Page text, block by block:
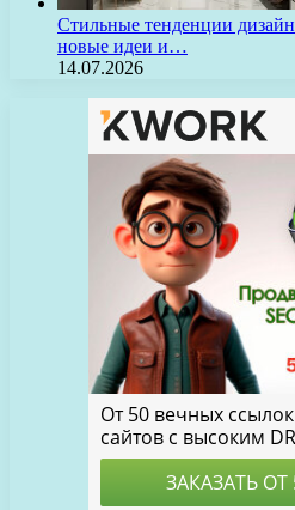
Стильные тенденции
новые идеи и…
14.07.2026